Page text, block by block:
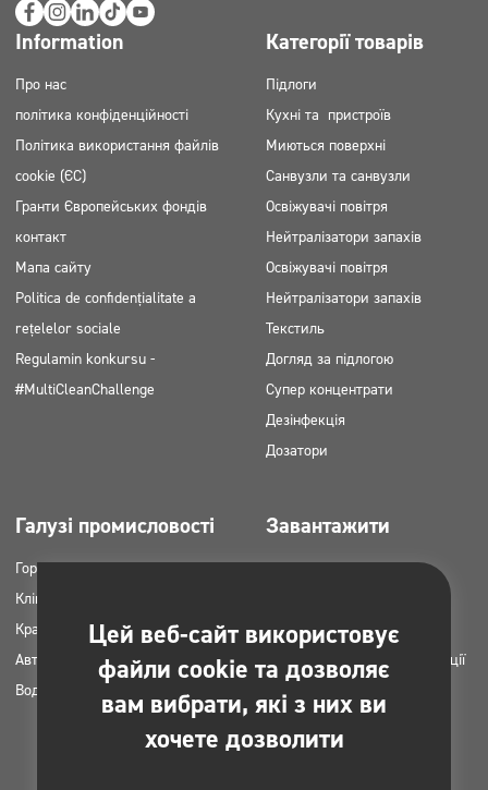
Information
Про нас
політика конфіденційності
Політика використання файлів
cookie (ЄС)
Гранти Європейських фондів
контакт
Мапа сайту
Politica de confidențialitate a
rețelelor sociale
Regulamin konkursu -
#MultiCleanChallenge
Категорії товарів
Підлоги
Кухні та пристроїв
Миються поверхні
Санвузли та санвузли
Освіжувачі повітря
Нейтралізатори запахів
Освіжувачі повітря
Нейтралізатори запахів
Текстиль
Догляд за підлогою
Супер концентрати
Дезінфекція
Дозатори
Галузі промисловості
Горець
Клінінгові компанії
Краса
Автомийки
Вода пральні
Завантажити
Каталоги продукції
Інструкція НАССР
Плани застосування продукції
Clinex
Фотографії для друку
Цей веб-сайт використовує
файли cookie та дозволяє
вам вибрати, які з них ви
хочете дозволити